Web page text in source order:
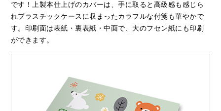
です！上製本仕上げのカバーは、手に取ると高級感も感じら
れプラスチックケースに収まったカラフルな付箋も華やかで
す。印刷面は表紙・裏表紙・中面で、大のフセン紙にも印刷
ができます。